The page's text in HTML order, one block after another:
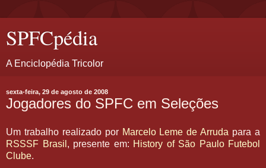
SPFCpédia
A Enciclopédia Tricolor
sexta-feira, 29 de agosto de 2008
Jogadores do SPFC em Seleções
Um trabalho realizado por Marcelo Leme de Arruda para a
RSSSF Brasil , presente em: History of São Paulo Futebol
Clube.